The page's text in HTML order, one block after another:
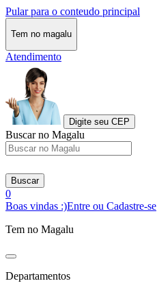
Pular para o conteudo principal
Tem no magalu
Atendimento
Digite seu CEP
Buscar no Magalu
Buscar
0
Boas vindas :)Entre ou Cadastre-se
Tem no Magalu
Departamentos